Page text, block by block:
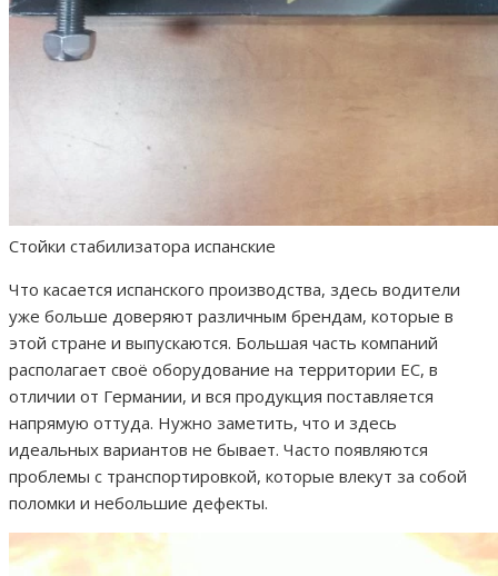
Стойки стабилизатора испанские
Что касается испанского производства, здесь водители
уже больше доверяют различным брендам, которые в
этой стране и выпускаются. Большая часть компаний
располагает своё оборудование на территории ЕС, в
отличии от Германии, и вся продукция поставляется
напрямую оттуда. Нужно заметить, что и здесь
идеальных вариантов не бывает. Часто появляются
проблемы с транспортировкой, которые влекут за собой
поломки и небольшие дефекты.